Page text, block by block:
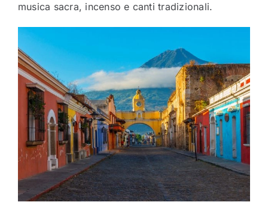
musica sacra, incenso e canti tradizionali.